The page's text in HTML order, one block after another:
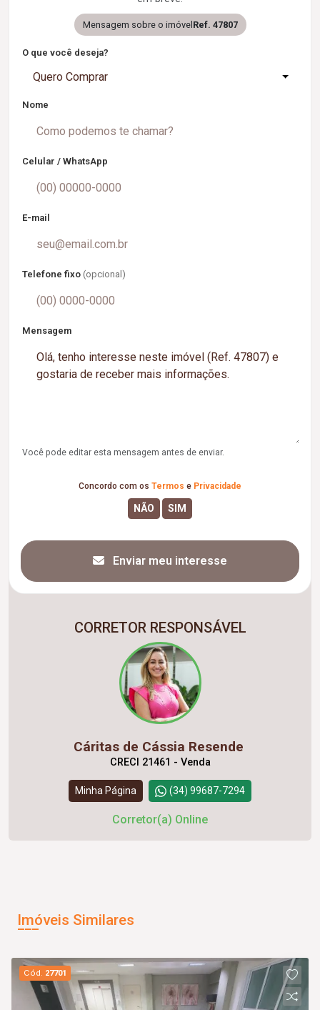
Mensagem sobre o imóvel Ref. 47807
O que você deseja?
Quero Comprar
Nome
Celular / WhatsApp
E-mail
Telefone fixo (opcional)
Mensagem
Você pode editar esta mensagem antes de enviar.
Concordo com os Termos e Privacidade
Enviar meu interesse
CORRETOR RESPONSÁVEL
Cáritas de Cássia Resende
CRECI 21461 - Venda
Minha Página (34) 99687-7294
Corretor(a) Online
Imóveis Similares
Cód. 27701